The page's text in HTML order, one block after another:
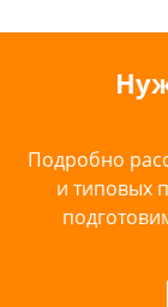
Подробно
и типовых